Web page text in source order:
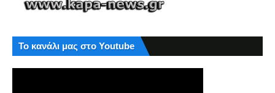
Το κανάλι μας στο Youtube